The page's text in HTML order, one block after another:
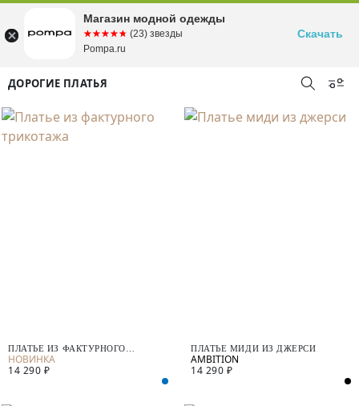
ДОРОГИЕ ПЛАТЬЯ
ПЛАТЬЕ ИЗ ФАКТУРНОГО
ТРИКОТАЖА
14 290 ₽
ПЛАТЬЕ МИДИ ИЗ ДЖЕРСИ
14 290 ₽
Магазин модной одежды
☆☆☆☆☆
★★★★★ (23) звезды
Pompa.ru
Скачать